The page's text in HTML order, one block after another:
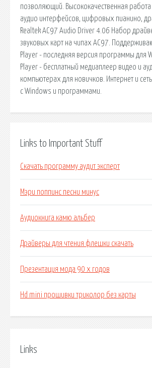
позволяющий. Высококачественная работа
аудио интерфейсов, цифровых пианино,
Realtek AC97 Audio Driver 4.06 Набор
звуковых карт на чипах AC97.
Player - последняя версия программы для
Player - бесплатный медиаплеер видео и
компьютерах для новичков. Интернет и
с Windows и программами.
Links to Important Stuff
Скачать программу аудит эксперт
Мэри поппинс песни минус
Аудиокнига камю альбер
Драйверы для чтения флешки скачать
Презентация мода 90 х годов
Hd mini прошивки триколор без карты
Links